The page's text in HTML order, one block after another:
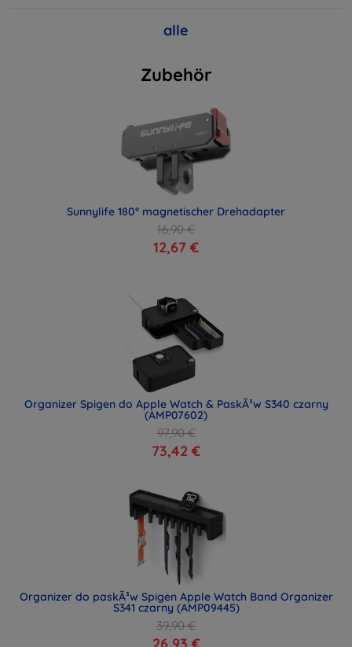
alle
Zubehör
Sunnylife 180° magnetischer Drehadapter
16,90 €
12,67 €
Organizer Spigen do Apple Watch & PaskÃ³w S340 czarny
(AMP07602)
97,90 €
73,42 €
Organizer do paskÃ³w Spigen Apple Watch Band Organizer
S341 czarny (AMP09445)
39,90 €